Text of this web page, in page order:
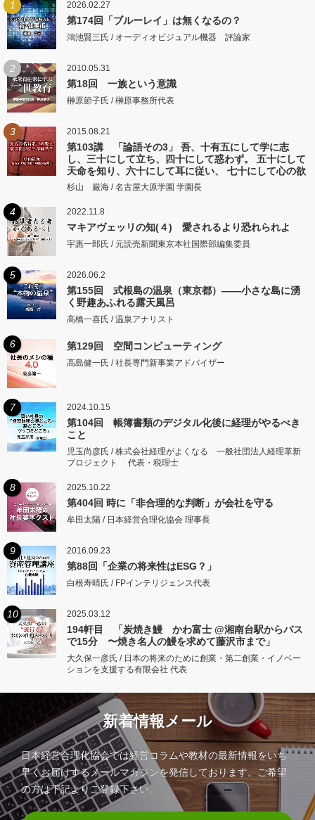
1 2026.02.27
第174回「ブルーレイ」は無くなるの？
鴻池賢三氏 / オーディオビジュアル機器 評論家
2 2010.05.31
第18回 一族という意識
榊原節子氏 / 榊原事務所代表
3 2015.08.21
第103講 「論語その3」 吾、十有五にして学に志
し、三十にして立ち、四十にして惑わず。 五十にして
天命を知り、六十にして耳に従い、 七十にして心の欲
するところに従いて矩をこえず。
杉山 厳海 / 名古屋大原学園 学園長
4 2022.11.8
マキアヴェッリの知(４) 愛されるより恐れられよ
宇惠一郎氏 / 元読売新聞東京本社国際部編集委員
5 2026.06.2
第155回 式根島の温泉（東京都）――小さな島に湧
く野趣あふれる露天風呂
高橋一喜氏 / 温泉アナリスト
6 第129回 空間コンピューティング
高島健一氏 / 社長専門新事業アドバイザー
7 2024.10.15
第104回 帳簿書類のデジタル化後に経理がやるべき
こと
児玉尚彦氏 / 株式会社経理がよくなる 一般社団法人経理革新
プロジェクト 代表・税理士
8 2025.10.22
第404回 時に「非合理的な判断」が会社を守る
牟田太陽 / 日本経営合理化協会 理事長
9 2016.09.23
第88回「企業の将来性はESG？」
白根寿晴氏 / FPインテリジェンス代表
10 2025.03.12
194軒目 「炭焼き鰻 かわ富士 @湘南台駅からバス
で15分 〜焼き名人の鰻を求めて藤沢市まで」
大久保一彦氏 / 日本の将来のために創業・第二創業・イノベー
ションを支援する有限会社 代表
新着情報メール
日本経営合理化協会では経営コラムや教材の最新情報をいち
早くお届けするメールマガジンを発信しております。ご希望
の方は下記よりご登録下さい。